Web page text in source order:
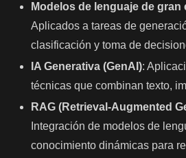
Modelos de lenguaje de gran
Aplicados a tareas de
clasificación y toma de
IA Generativa (GenAI):
técnicas que combinan texto,
RAG (Retrieval-Augmented
Integración de modelos de
conocimiento dinámicas para